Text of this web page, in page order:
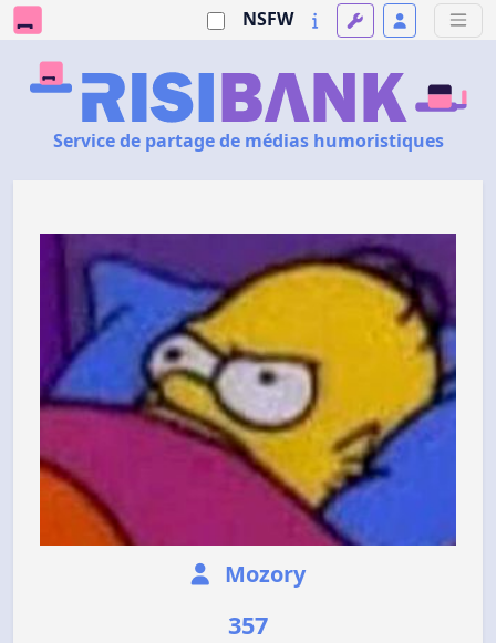
NSFW
Service de partage de médias humoristiques
Mozory
357